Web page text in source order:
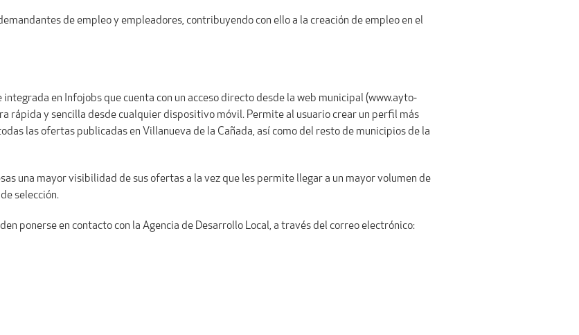
de empleo y empleadores, contribuyendo con ello a la creación de empleo en el
en Infojobs que cuenta con un acceso directo desde la web municipal (www.ayto-
rápida y sencilla desde cualquier dispositivo móvil. Permite al usuario crear un perfil más
las ofertas publicadas en Villanueva de la Cañada, así como del resto de municipios de la
una mayor visibilidad de sus ofertas a la vez que les permite llegar a un mayor volumen de
selección.
ponerse en contacto con la Agencia de Desarrollo Local, a través del correo electrónico: